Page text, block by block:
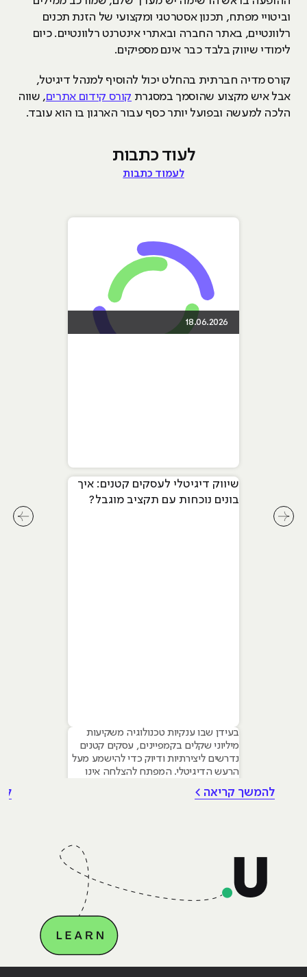
וביטויי מפתח, תכנון אסטרטגי ומקצועי של הזנת תכנים
רלוונטיים, באתר החברה ובאתרי אינטרנט רלוונטיים. כיום
לימודי שיווק בלבד כבר אינם מספיקים.
קורס מדיה חברתית בהחלט יכול להוסיף למנהל דיגיטל,
אבל איש מקצוע שהוסמך במסגרת קורס קידום אתרים, שווה
הלכה למעשה ובפועל יותר כסף עבור הארגון בו הוא עובד.
לעוד כתבות
לעמוד כתבות
18.06.2026
שיווק דיגיטלי לעסקים קטנים: איך
בונים נוכחות עם תקציב מוגבל?
בעידן שבו ענקיות טכנולוגיה משקיעות
מיליוני שקלים בקמפיינים, עסקים קטנים
נדרשים ליצירתיות ודיוק כדי להישמע מעל
הרעש הדיגיטלי. המפתח להצלחה אינו
עקרונות של שיווק דיגיטלי לעסקים קטנים
להמשך קריאה >
לחץ לחץ לשיקופית קודמת בסליידר מאמרים